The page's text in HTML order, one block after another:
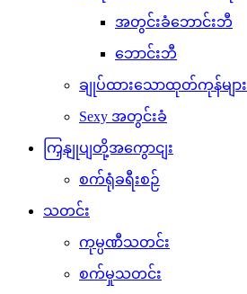
အတွင်းခံဘောင်းဘီ
ဘောင်းဘီ
ချုပ်ထားသောထုတ်ကုန်များ
Sexy အတွင်းခံ
ကြှနျုပျတို့အကွောငျး
စက်ရုံခရီးစဉ်
သတင်း
ကုမ္ပဏီသတင်း
စက်မှုသတင်း